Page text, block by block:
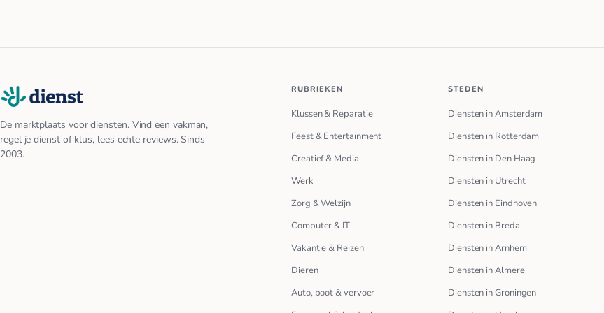
De marktplaats voor diensten. Vind een vakman,
regel je dienst of klus, lees echte reviews. Sinds
2003.
RUBRIEKEN
Klussen & Reparatie
Feest & Entertainment
Creatief & Media
Werk
Zorg & Welzijn
Computer & IT
Vakantie & Reizen
Dieren
Auto, boot & vervoer
STEDEN
Diensten in Amsterdam
Diensten in Rotterdam
Diensten in Den Haag
Diensten in Utrecht
Diensten in Eindhoven
Diensten in Breda
Diensten in Arnhem
Diensten in Almere
Diensten in Groningen